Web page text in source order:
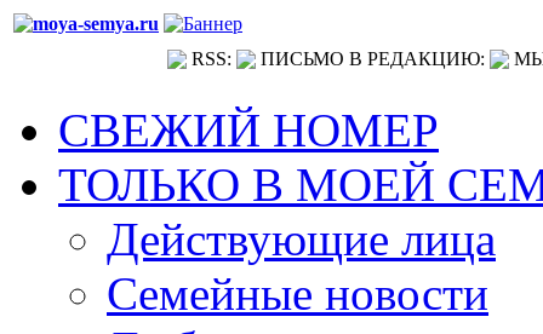
RSS: ПИСЬМО В РЕДАКЦИЮ:
СВЕЖИЙ НОМЕР
ТОЛЬКО В МОЕЙ
Действующие лица
Семейные новости